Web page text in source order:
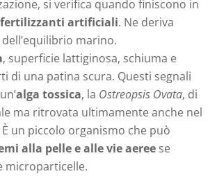
si verifica quando finiscono in
fertilizzanti artificiali. Ne deriva
marino.
, superficie lattiginosa, schiuma e
di una patina scura. Questi segnali
alga tossica, la Ostreopsis Ovata, di
ma ritrovata ultimamente anche nel
un piccolo organismo che può
alla pelle e alle vie aeree se
microparticelle.